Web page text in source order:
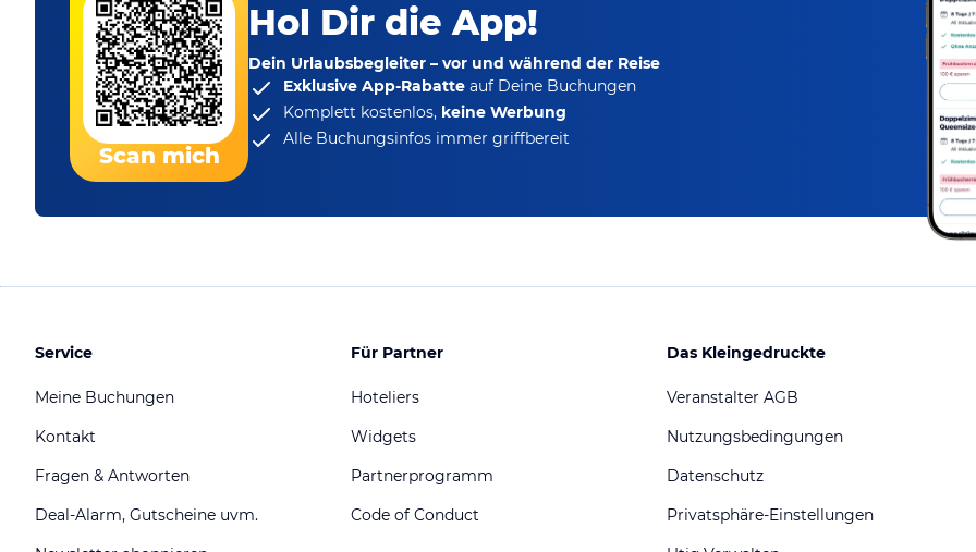
Scan mich
Hol Dir die App!
Dein Urlaubsbegleiter – vor und während der Reise
Exklusive App-Rabatte auf Deine Buchungen
Komplett kostenlos, keine Werbung
Alle Buchungsinfos immer griffbereit
Service
Meine Buchungen
Kontakt
Fragen & Antworten
Deal-Alarm, Gutscheine uvm.
Für Partner
Hoteliers
Widgets
Partnerprogramm
Code of Conduct
Das Kleingedruckte
Veranstalter AGB
Nutzungsbedingungen
Datenschutz
Privatsphäre-Einstellungen